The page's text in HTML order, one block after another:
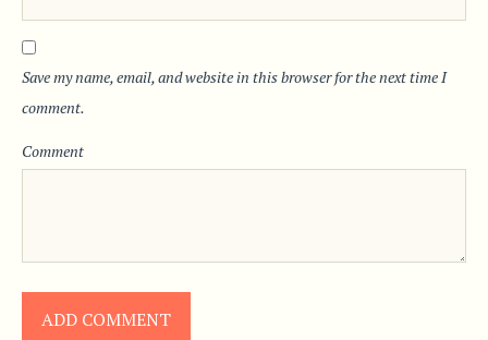
Save my name, email, and website in this browser for the next time I
comment.
Comment